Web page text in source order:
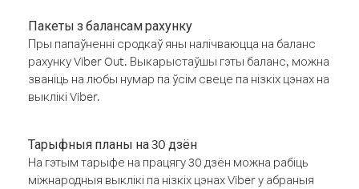
Пакеты з балансам рахунку
Пры папаўненні сродкаў яны налічваюцца на баланс
рахунку Viber Out. Выкарыстаўшы гэты баланс, можна
званіць на любы нумар па ўсім свеце па нізкіх цэнах на
выклікі Viber.
Тарыфныя планы на 30 дзён
На гэтым тарыфе на працягу 30 дзён можна рабіць
міжнародныя выклікі па нізкіх цэнах Viber у абраныя